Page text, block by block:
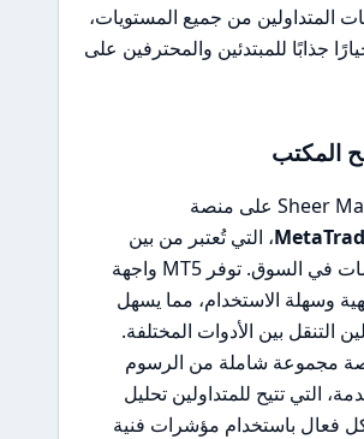
المتداولين من جميع المستويات،
جذابًا للمبتدئين والمحترفين على
المكتب
، التي تُعتبر من بين
أفضل المنصات في السوق. توفر MT5 واجهة
وسهلة الاستخدام، مما يسهل
التنقل بين الأدوات المختلفة.
مجموعة شاملة من الرسوم
التي تتيح للمتداولين تحليل
فعال باستخدام مؤشرات فنية